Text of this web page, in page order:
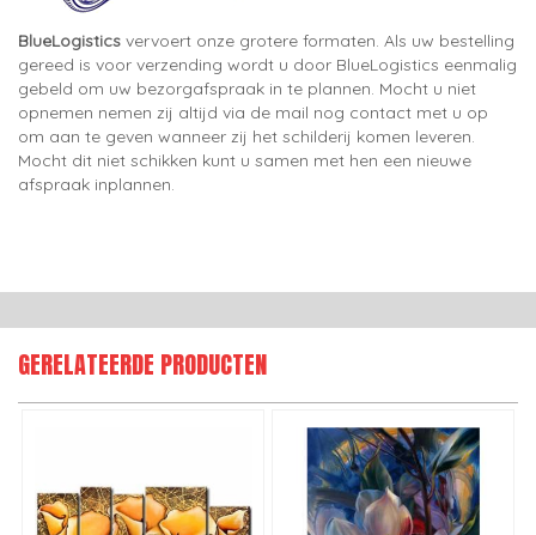
BlueLogistics vervoert onze grotere formaten. Als uw bestelling
gereed is voor verzending wordt u door BlueLogistics eenmalig
gebeld om uw bezorgafspraak in te plannen. Mocht u niet
opnemen nemen zij altijd via de mail nog contact met u op
om aan te geven wanneer zij het schilderij komen leveren.
Mocht dit niet schikken kunt u samen met hen een nieuwe
afspraak inplannen.
GERELATEERDE PRODUCTEN